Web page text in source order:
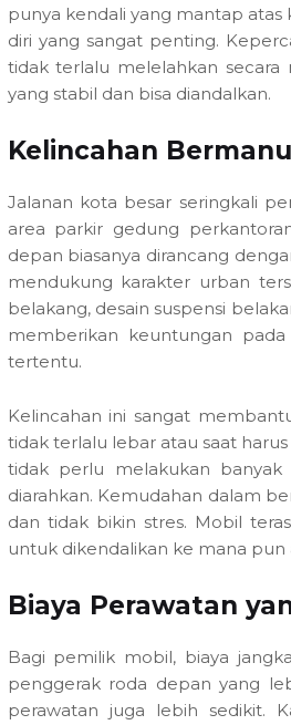
punya kendali yang mantap
diri yang sangat penting.
tidak terlalu melelahkan
yang stabil dan bisa diandalkan.
Kelincahan
Jalanan kota besar seringkali
area parkir gedung
depan biasanya dirancang
mendukung karakter urban
belakang, desain suspensi
memberikan keuntungan
tertentu.
Kelincahan ini sangat
tidak terlalu lebar atau saat
tidak perlu melakukan
diarahkan. Kemudahan dalam
dan tidak bikin stres. Mobil
untuk dikendalikan ke mana pun
Biaya Perawatan
Bagi pemilik mobil, biaya
penggerak roda depan yang
perawatan juga lebih sedikit.